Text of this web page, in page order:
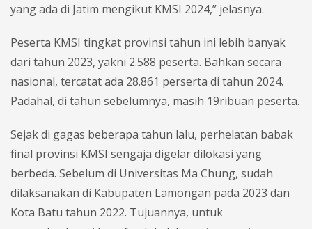
yang ada di Jatim mengikut KMSI 2024,” jelasnya.
Peserta KMSI tingkat provinsi tahun ini lebih banyak
dari tahun 2023, yakni 2.588 peserta. Bahkan secara
nasional, tercatat ada 28.861 perserta di tahun 2024.
Padahal, di tahun sebelumnya, masih 19ribuan peserta.
Sejak di gagas beberapa tahun lalu, perhelatan babak
final provinsi KMSI sengaja digelar dilokasi yang
berbeda. Sebelum di Universitas Ma Chung, sudah
dilaksanakan di Kabupaten Lamongan pada 2023 dan
Kota Batu tahun 2022. Tujuannya, untuk